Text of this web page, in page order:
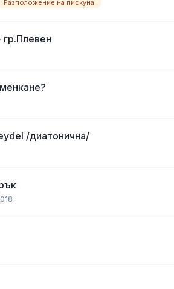
Разположение на пискуна
гр.Плевен
/диатонична/